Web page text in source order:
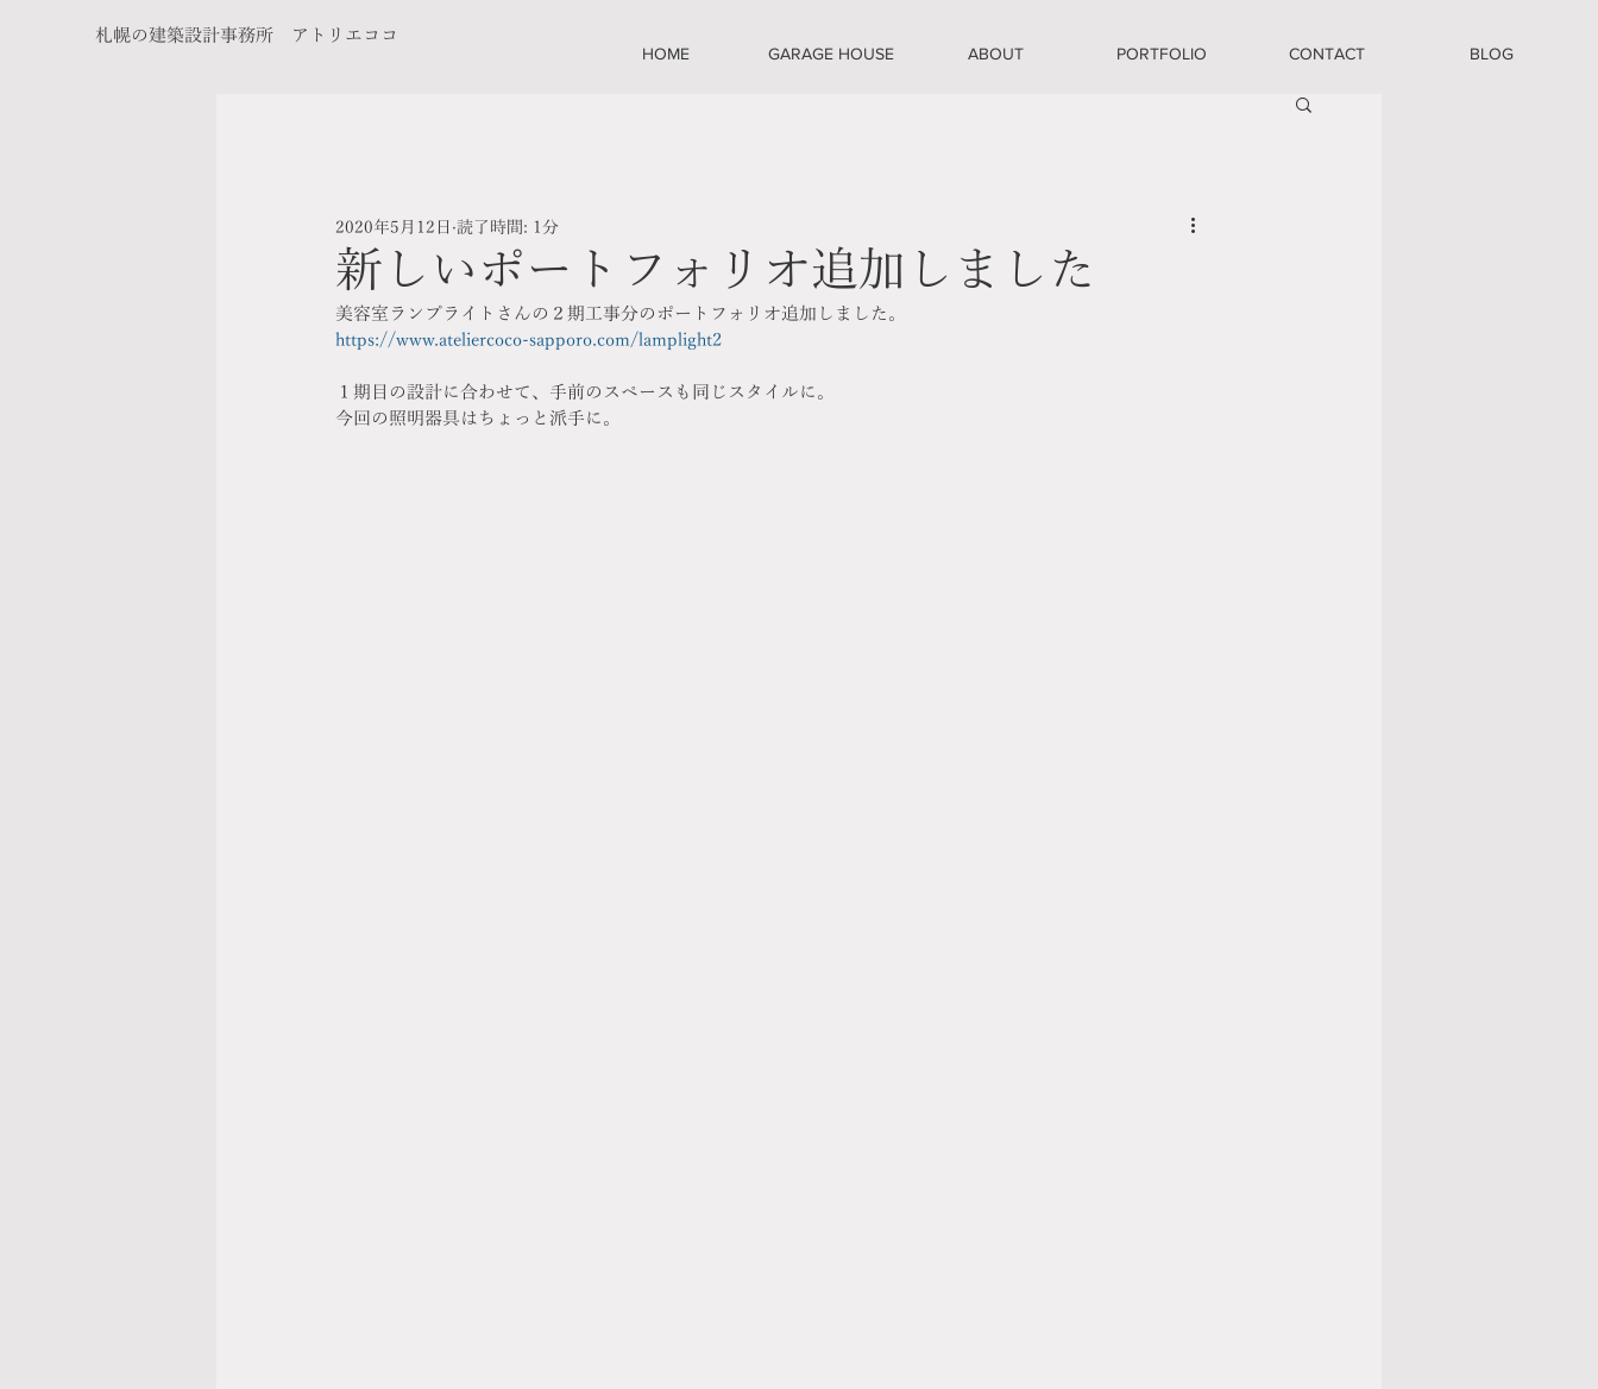
札幌の建築設計事務所 アトリエココ
HOME
GARAGE HOUSE ABOUT PORTFOLIO CONTACT BLOG
新しいポートフォリオ追加しました
2020年5月12日 読了時間: 1分
美容室ランプライトさんの２期工事分のポートフォリオ追加しました。
https://www.ateliercoco-sapporo.com/lamplight2
１期目の設計に合わせて、手前のスペースも同じスタイルに。
今回の照明器具はちょっと派手に。